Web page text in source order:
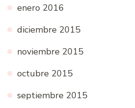
enero 2016
diciembre 2015
noviembre 2015
octubre 2015
septiembre 2015